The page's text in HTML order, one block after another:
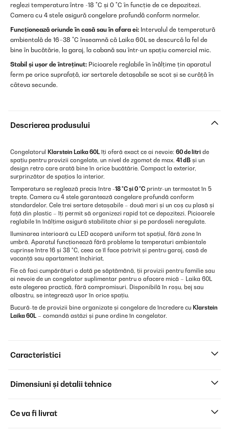
reglezi temperatura între -18 °C și 0 °C în funcție de ce depozitezi.
Camera cu 4 stele asigură congelare profundă conform normelor.
Funcționează oriunde în casă sau în afara ei: Intervalul de temperatură
ambientală de 16–38 °C înseamnă că Laika 60L se descurcă la fel de
bine în bucătărie, la garaj, la cabană sau într-un spațiu comercial mic.
Stabil și ușor de întreținut: Picioarele reglabile în înălțime țin aparatul
ferm pe orice suprafață, iar sertarele detașabile se scot și se curăță în
câteva secunde.
Descrierea produsului
Congelatorul Klarstein Laika 60Lîți oferă exact ce ai nevoie: 60 de litri de
spațiu pentru provizii congelate, un nivel de zgomot de max. 41 dB și un
design retro care arată bine în orice bucătărie. Compact la exterior,
surprinzător de spațios la interior.
Temperatura se reglează precis între -18 °C și 0 °C printr-un termostat în 5
trepte. Camera cu 4 stele garantează congelare profundă conform
standardelor. Cele trei sertare detașabile – două mari și un coș cu plasă și
față din plastic – îți permit să organizezi rapid tot ce depozitezi. Picioarele
reglabile în înălțime asigură stabilitate chiar și pe pardoseli neregulate.
Iluminarea interioară cu LED acoperă uniform tot spațiul, fără zone în
umbră. Aparatul funcționează fără probleme la temperaturi ambientale
cuprinse între 16 și 38 °C, ceea ce îl face potrivit și pentru garaj, casă de
vacanță sau apartament închiriat.
Fie că faci cumpărături o dată pe săptămână, ții provizii pentru familie sau
ai nevoie de un congelator suplimentar pentru o afacere mică – Laika 60L
este alegerea practică, fără compromisuri. Disponibilă în roșu, bej sau
albastru, se integrează ușor în orice spațiu.
Bucură-te de provizii bine organizate și congelare de încredere cu Klarstein
Laika 60L – comandă astăzi și pune ordine în congelator.
Caracteristici
Dimensiuni și detalii tehnice
Ce va fi livrat